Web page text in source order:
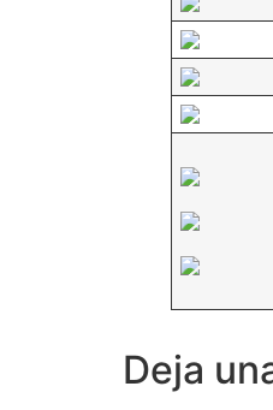
Deja